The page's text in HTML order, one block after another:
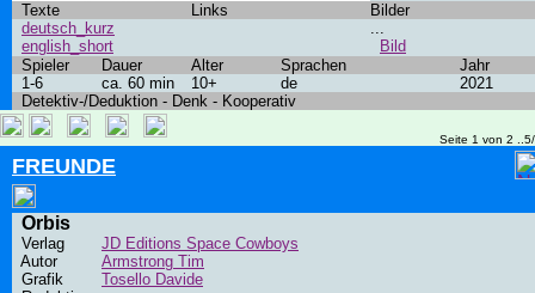
Texte Links
Bilder
deutsch_kurz
english_short
...
Bild
Spieler
Dauer Alter Sprachen
Jahr
1-6
ca. 60 min 10+ de
2021
Detektiv-/Deduktion - Denk - Kooperativ
Seite 1 von 2
FREUNDE
Orbis
Verlag
JD Editions Space Cowboys
Autor
Armstrong Tim
Grafik
Tosello Davide